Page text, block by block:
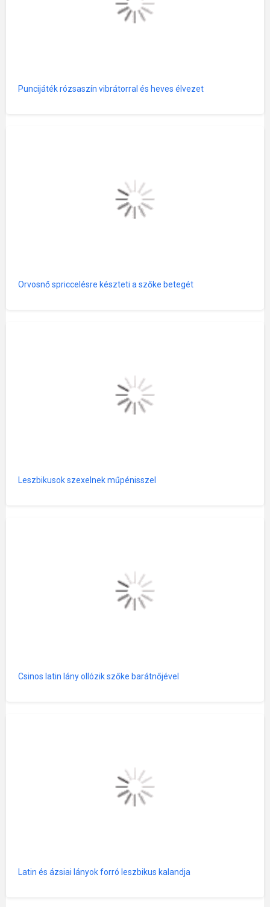
Puncijáték rózsaszín vibrátorral és heves élvezet
Orvosnő spriccelésre készteti a szőke betegét
Leszbikusok szexelnek műpénisszel
Csinos latin lány ollózik szőke barátnőjével
Latin és ázsiai lányok forró leszbikus kalandja